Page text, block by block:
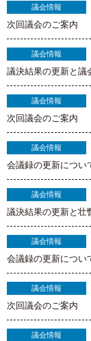
議会情報
次回議会のご案内
議会情報
議決結果の更新と議
議会情報
次回議会のご案内
議会情報
会議録の更新につい
議会情報
議決結果の更新と壮
議会情報
会議録の更新につい
議会情報
次回議会のご案内
議会情報